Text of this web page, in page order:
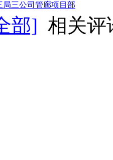
局三公司管廊项目部
部] 相关评